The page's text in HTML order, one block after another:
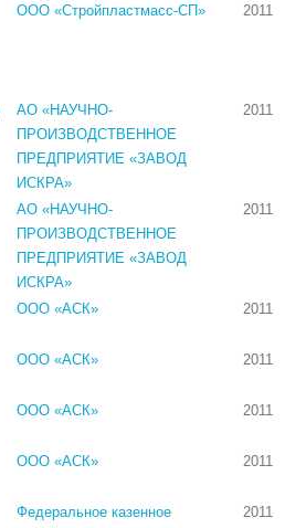
ООО «Стройпластмасс-СП» 2011
АО «НАУЧНО-
ПРОИЗВОДСТВЕННОЕ
ПРЕДПРИЯТИЕ «ЗАВОД
ИСКРА»
2011
АО «НАУЧНО-
ПРОИЗВОДСТВЕННОЕ
ПРЕДПРИЯТИЕ «ЗАВОД
ИСКРА»
2011
ООО «АСК» 2011
ООО «АСК» 2011
ООО «АСК» 2011
ООО «АСК» 2011
Федеральное казенное 2011